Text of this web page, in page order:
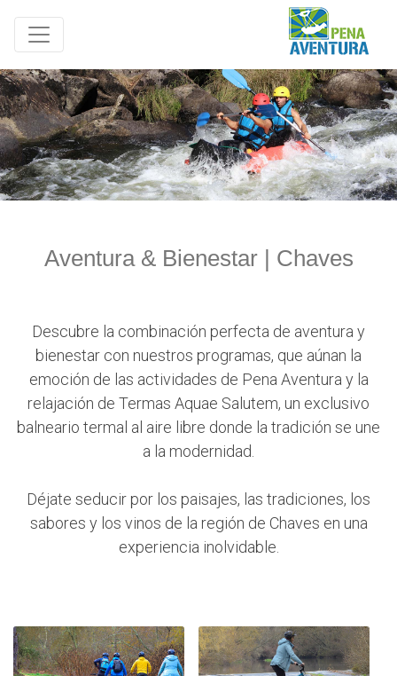
Aventura & Bienestar | Chaves
Descubre la combinación perfecta de aventura y
bienestar con nuestros programas, que aúnan la
emoción de las actividades de Pena Aventura y la
relajación de Termas Aquae Salutem, un exclusivo
balneario termal al aire libre donde la tradición se une
a la modernidad.
Déjate seducir por los paisajes, las tradiciones, los
sabores y los vinos de la región de Chaves en una
experiencia inolvidable.